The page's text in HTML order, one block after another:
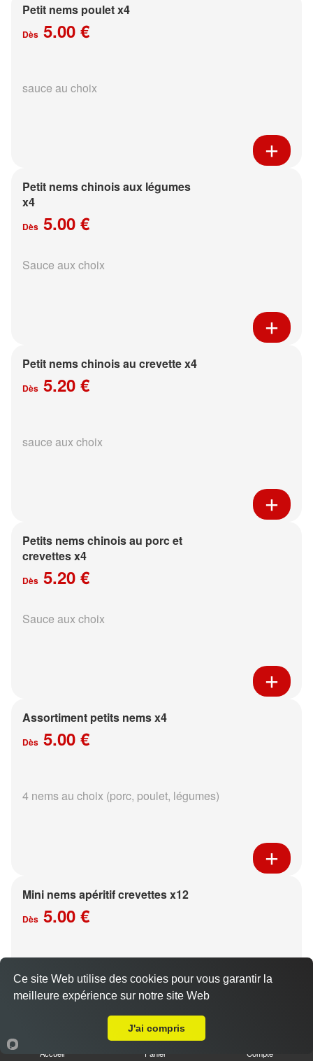
Petit nems poulet x4
Dès 5.00 €
sauce au choix
Petit nems chinois aux légumes
x4
Dès 5.00 €
Sauce aux choix
Petit nems chinois au crevette x4
Dès 5.20 €
sauce aux choix
Petits nems chinois au porc et
crevettes x4
Dès 5.20 €
Sauce aux choix
Assortiment petits nems x4
Dès 5.00 €
4 nems au choix (porc, poulet, légumes)
Mini nems apéritif crevettes x12
Dès 5.00 €
sauce aux choix
Accueil Panier Compte
Ce site Web utilise des cookies pour vous garantir la
meilleure expérience sur notre site Web
J'ai compris